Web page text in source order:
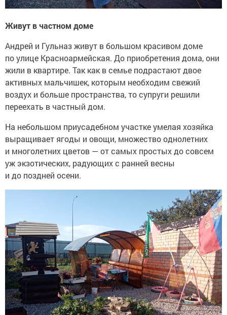
Живут в частном доме
Андрей и Гульназ живут в большом красивом доме
по улице Красноармейская. До приобретения дома, они
жили в квартире. Так как в семье подрастают двое
активных мальчишек, которым необходим свежий
воздух и больше пространства, то супруги решили
переехать в частный дом.
На небольшом приусадебном участке умелая хозяйка
выращивает ягоды и овощи, множество однолетних
и многолетних цветов — от самых простых до совсем
уж экзотических, радующих с ранней весны
и до поздней осени.